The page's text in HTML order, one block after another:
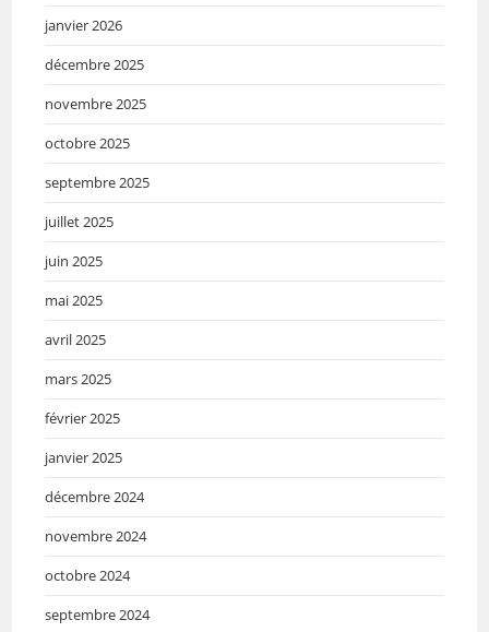
janvier 2026
décembre 2025
novembre 2025
octobre 2025
septembre 2025
juillet 2025
juin 2025
mai 2025
avril 2025
mars 2025
février 2025
janvier 2025
décembre 2024
novembre 2024
octobre 2024
septembre 2024